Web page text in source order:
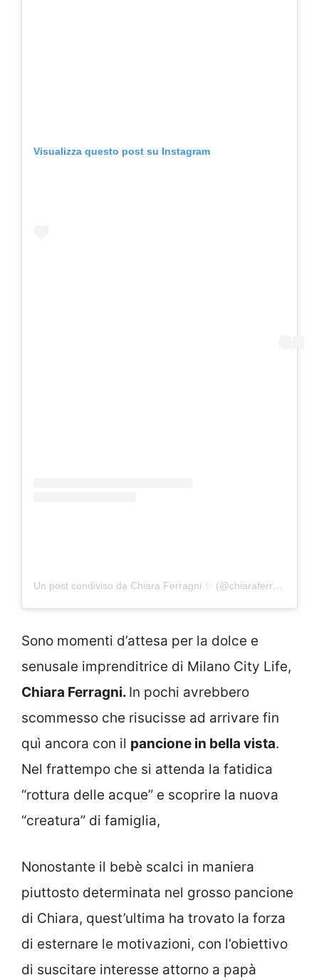
Visualizza questo post su Instagram
Un post condiviso da Chiara Ferragni ✨ (@chiaraferragni)
Sono momenti d’attesa per la dolce e
senusale imprenditrice di Milano City Life,
Chiara Ferragni. In pochi avrebbero
scommesso che risucisse ad arrivare fin
quì ancora con il pancione in bella vista.
Nel frattempo che si attenda la fatidica
“rottura delle acque” e scoprire la nuova
“creatura” di famiglia,
Nonostante il bebè scalci in maniera
piuttosto determinata nel grosso pancione
di Chiara, quest’ultima ha trovato la forza
di esternare le motivazioni, con l’obiettivo
di suscitare interesse attorno a papà